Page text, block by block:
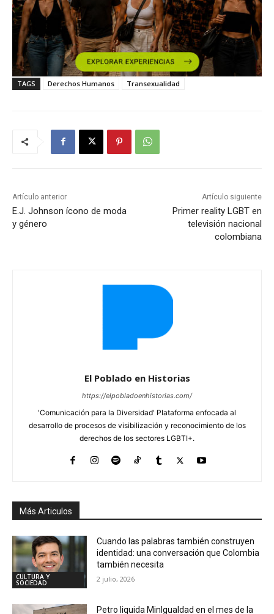
TAGS Derechos Humanos Transexualidad
Artículo anterior
E.J. Johnson ícono de moda
y género
Artículo siguiente
Primer reality LGBT en
televisión nacional
colombiana
El Poblado en Historias
https://elpobladoenhistorias.com/
'Comunicación para la Diversidad' Plataforma enfocada al
desarrollo de procesos de visibilización y reconocimiento de los
derechos de los sectores LGBTI+.
Más Articulos
CULTURA Y
SOCIEDAD
Cuando las palabras también construyen
identidad: una conversación que Colombia
también necesita
2 julio, 2026
Petro liquida MinIgualdad en el mes de la